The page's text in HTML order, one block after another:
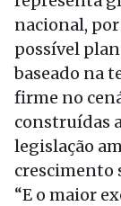
nacional, por
possível
baseado na
firme no
construídas
legislação
crescimento
“E o maior